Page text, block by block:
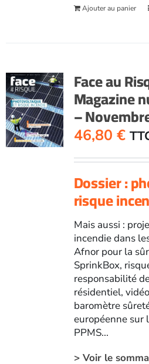
Ajouter au panier
Face au
Magazine
–
46,80 €
Dossier :
risque
Mais aussi :
incendie dans
Afnor pour la
SprinkBox,
responsabilité
résidentiel,
baromètre
européenne sur
PPMS...
> Voir le